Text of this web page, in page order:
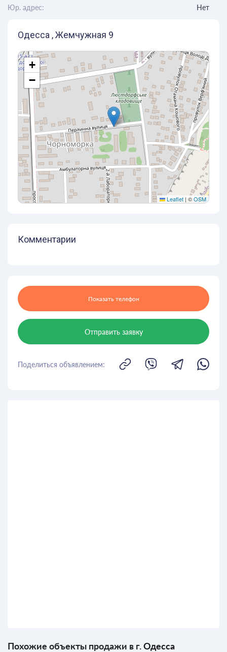
Юр. адрес:
Нет
Одесса , Жемчужная 9
+
−
Leaflet | ©OSM
Комментарии
Показать телефон
Отправить заявку
Поделиться объявлением:
Похожие объекты продажи в г.Одесса